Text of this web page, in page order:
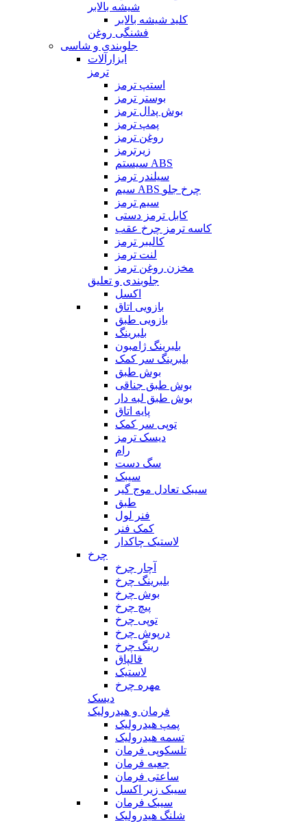
شیشه بالابر
کلید شیشه بالابر
فشنگی روغن
جلوبندی و شاسی
ابزارآلات
ترمز
استپ ترمز
بوستر ترمز
بوش پدال ترمز
پمپ ترمز
روغن ترمز
زیرترمز
سیستم ABS
سیلندر ترمز
سیم ABS چرخ جلو
سیم ترمز
کابل ترمز دستی
کاسه ترمز چرخ عقب
کالیبر ترمز
لنت ترمز
مخزن روغن ترمز
جلوبندی و تعلیق
اکسل
بازویی اتاق
بازویی طبق
بلبرینگ
بلبرینگ ژامبون
بلبرینگ سر کمک
بوش طبق
بوش طبق جناقی
بوش طبق لبه دار
پایه اتاق
توپی سر کمک
دیسک ترمز
رام
سگ دست
سیبک
سیبک تعادل موج گیر
طبق
فنر لول
کمک فنر
لاستیک چاکدار
چرخ
آچار چرخ
بلبرینگ چرخ
بوش چرخ
پیچ چرخ
توپی چرخ
درپوش چرخ
رینگ چرخ
قالپاق
لاستیک
مهره چرخ
دیسک
فرمان و هیدرولیک
پمپ هیدرولیک
تسمه هیدرولیک
تلسکوپی فرمان
جعبه فرمان
ساعتی فرمان
سیبک زیر اکسل
سیبک فرمان
شلنگ هیدرولیک